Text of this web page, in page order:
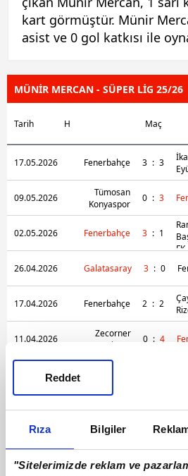
Rıza Bilgiler
"Sitelerimizde reklam ve
Reddet
kart görmüştür. Münir
asist ve 0 gol katkısı ile
MÜNİR MERCAN - SÜPER LİG 25/26
Tarih H Maç
17.05.2026 Fenerbahçe 3 : 3
09.05.2026
Tümosan
Konyaspor
0 : 3
02.05.2026 Fenerbahçe 3 : 1
FK
26.04.2026 Galatasaray 3 : 0
17.04.2026 Fenerbahçe 2 : 2
11.04.2026
Zecorner
Kayserispor
0 : 4
05.04.2026
17.03.2026 Fenerbahçe 4 : 1
Misirli.com.tr
Karagümrük